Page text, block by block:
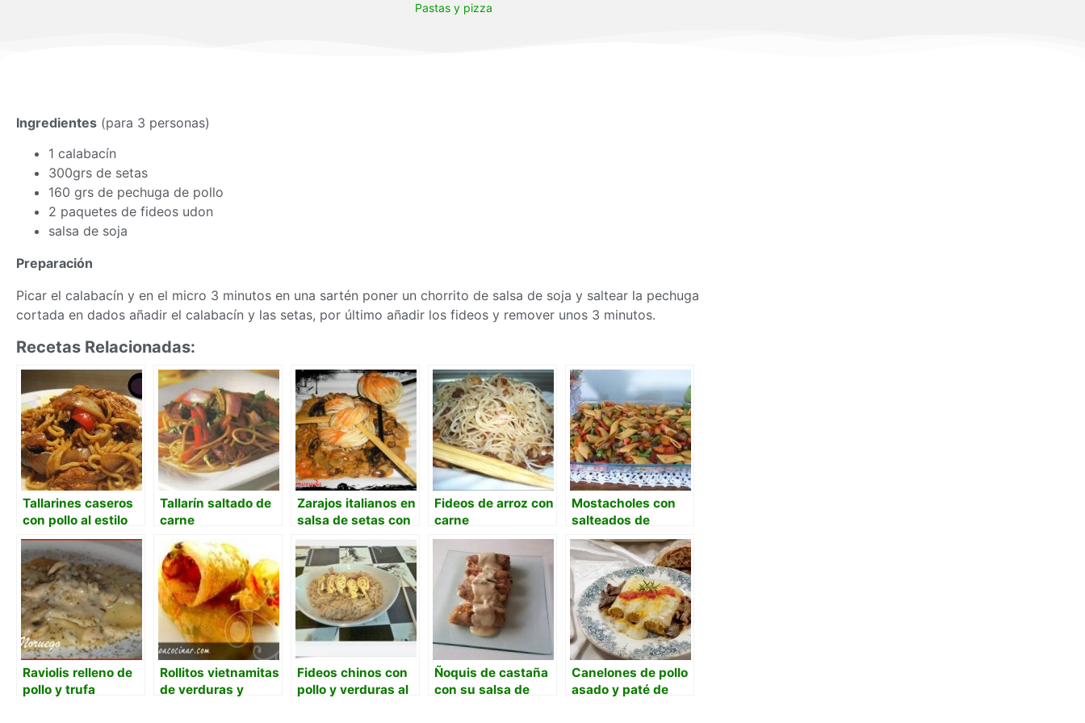
Pastas y pizza
Ingredientes (para 3 personas)
1 calabacín
300grs de setas
160 grs de pechuga de pollo
2 paquetes de fideos udon
salsa de soja
Preparación
Picar el calabacín y en el micro 3 minutos en una sartén poner un chorrito de salsa de soja y saltear la pechuga
cortada en dados añadir el calabacín y las setas, por último añadir los fideos y remover unos 3 minutos.
Recetas Relacionadas:
Tallarines caseros
con pollo al estilo
chino
Tallarín saltado de
carne
Zarajos italianos en
salsa de setas con
(espaguetis )
Fideos de arroz con
carne
Mostacholes con
salteados de
verduras en salsa
de soja
Raviolis relleno de
pollo y trufa
Rollitos vietnamitas
de verduras y
Fideos chinos con
pollo y verduras al
Ñoquis de castaña
con su salsa de
Canelones de pollo
asado y paté de